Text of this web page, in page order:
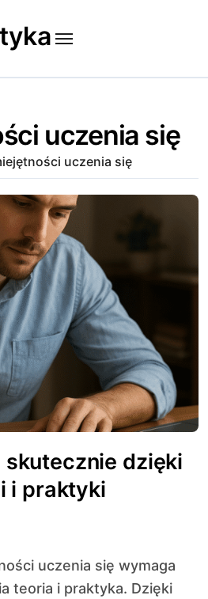
uczenia się
uczenia się
dzięki
i praktyki
teoria i praktyka. Dzięki